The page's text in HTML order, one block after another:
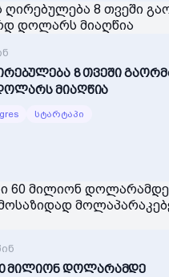
8 თვეში
მიაღწია
სტარტაპი
60 მილიონ დოლარამდე